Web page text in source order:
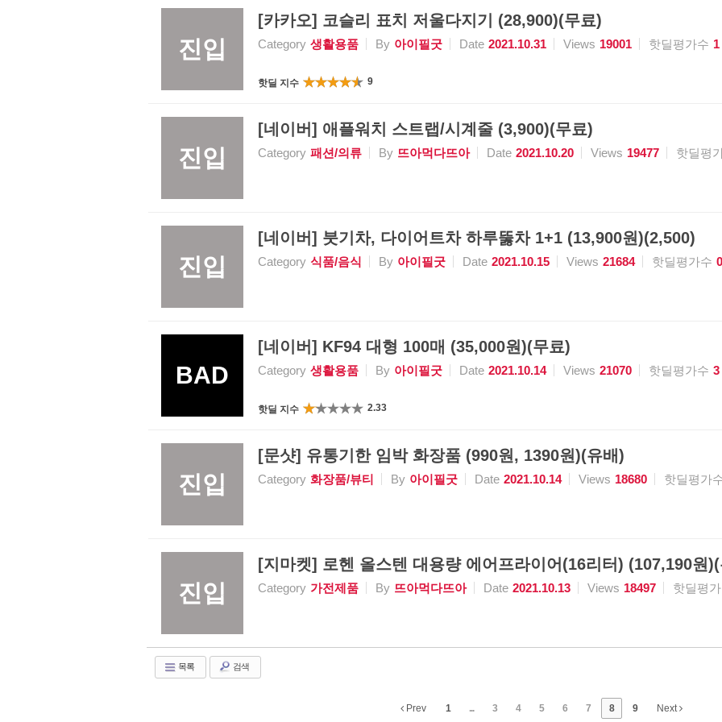
진입
[카카오] 코슬리 표치 저울다지기 (28,900)(무료)
Category 생활용품 By 아이필굿 Date 2021.10.31 Views 19001 핫딜평가수 1
핫딜 지수 9
진입
[네이버] 애플워치 스트랩/시계줄 (3,900)(무료)
Category 패션/의류 By 뜨아먹다뜨아 Date 2021.10.20 Views 19477 핫딜평
진입
[네이버] 붓기차, 다이어트차 하루뚫차 1+1 (13,900원)(2,500)
Category 식품/음식 By 아이필굿 Date 2021.10.15 Views 21684 핫딜평가수 0
BAD
[네이버] KF94 대형 100매 (35,000원)(무료)
Category 생활용품 By 아이필굿 Date 2021.10.14 Views 21070 핫딜평가수 3
핫딜 지수 2.33
진입
[문샷] 유통기한 임박 화장품 (990원, 1390원)(유배)
Category 화장품/뷰티 By 아이필굿 Date 2021.10.14 Views 18680 핫딜평가
진입
[지마켓] 로헨 올스텐 대용량 에어프라이어(16리터) (107,190원
Category 가전제품 By 뜨아먹다뜨아 Date 2021.10.13 Views 18497 핫딜평
목록 검색
Prev 1 ... 3 4 5 6 7 8 9 Next